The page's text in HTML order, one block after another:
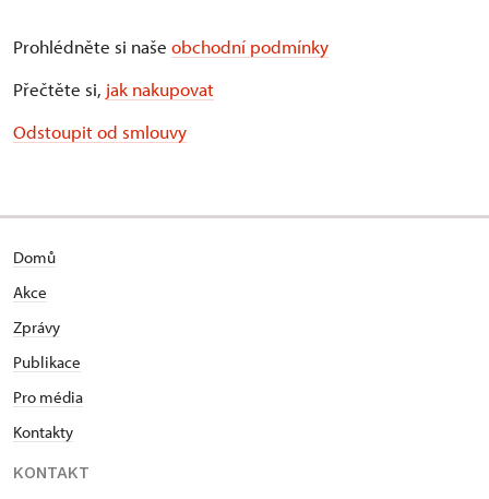
Prohlédněte si naše obchodní podmínky
Přečtěte si, jak nakupovat
Odstoupit od smlouvy
Domů
Akce
Zprávy
Publikace
Pro média
Kontakty
KONTAKT